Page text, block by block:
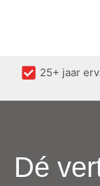
25+ jaar
Dé